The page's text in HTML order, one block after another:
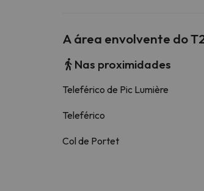
A área envolvente do
Nas proximidades
Teleférico de Pic Lumière
Teleférico
Col de Portet